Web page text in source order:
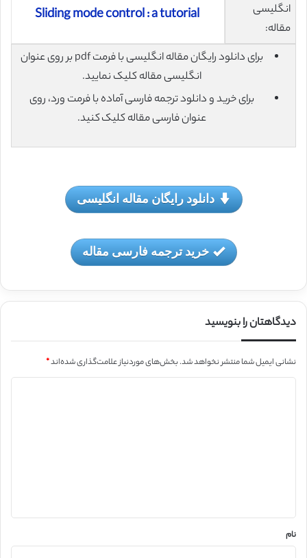
انگلیسی
مقاله:
Sliding mode control : a tutorial
برای دانلود رایگان مقاله انگلیسی با فرمت pdf بر روی عنوان
انگلیسی مقاله کلیک نمایید.
برای خرید و دانلود ترجمه فارسی آماده با فرمت ورد، روی
عنوان فارسی مقاله کلیک کنید.
دانلود رایگان مقاله انگلیسی
خرید ترجمه فارسی مقاله
دیدگاهتان را بنویسید
نشانی ایمیل شما منتشر نخواهد شد.بخش‌های موردنیاز علامت‌گذاری شده‌اند*
نام